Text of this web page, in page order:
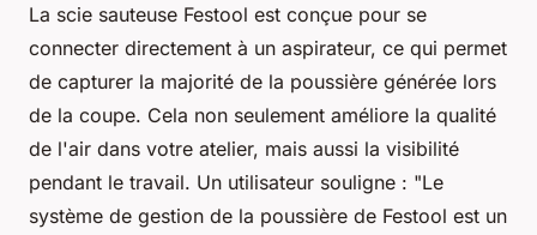
La scie sauteuse Festool est conçue pour se
connecter directement à un aspirateur, ce qui permet
de capturer la majorité de la poussière générée lors
de la coupe. Cela non seulement améliore la qualité
de l'air dans votre atelier, mais aussi la visibilité
pendant le travail. Un utilisateur souligne : "Le
système de gestion de la poussière de Festool est un